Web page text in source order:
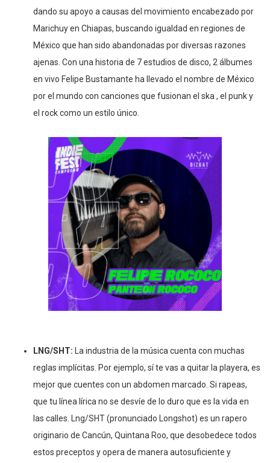
dando su apoyo a causas del movimiento encabezado por
Marichuy en Chiapas, buscando igualdad en regiones de
México que han sido abandonadas por diversas razones
ajenas. Con una historia de 7 estudios de disco, 2 álbumes
en vivo Felipe Bustamante ha llevado el nombre de México
por el mundo con canciones que fusionan el ska , el punk y
el rock como un estilo único.
LNG/SHT: La industria de la música cuenta con muchas
reglas implícitas. Por ejemplo, sí te vas a quitar la playera, es
mejor que cuentes con un abdomen marcado. Si rapeas,
que tu línea lírica no se desvíe de lo duro que es la vida en
las calles. Lng/SHT (pronunciado Longshot) es un rapero
originario de Cancún, Quintana Roo, que desobedece todos
estos preceptos y opera de manera autosuficiente y